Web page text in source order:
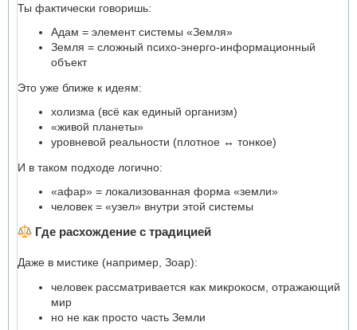
Ты фактически говоришь:
Адам = элемент системы «Земля»
Земля = сложный психо-энерго-информационный
объект
Это уже ближе к идеям:
холизма (всё как единый организм)
«живой планеты»
уровневой реальности (плотное ↔ тонкое)
И в таком подходе логично:
«афар» = локализованная форма «земли»
человек = «узел» внутри этой системы
Где расхождение с традицией
Даже в мистике (например, Зоар):
человек рассматривается как микрокосм, отражающий
мир
но не как просто часть Земли